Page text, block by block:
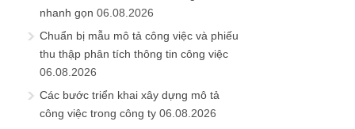
nhanh gọn 06.08.2026
Chuẩn bị mẫu mô tả công việc và phiếu
thu thập phân tích thông tin công việc
06.08.2026
Các bước triển khai xây dựng mô tả
công việc trong công ty 06.08.2026